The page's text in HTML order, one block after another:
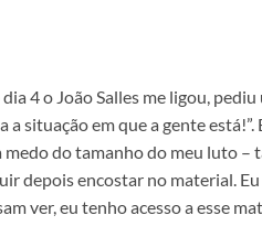
4 o João Salles me ligou,
situação em que a gente
do tamanho do meu luto
depois encostar no material.
ver, eu tenho acesso a esse